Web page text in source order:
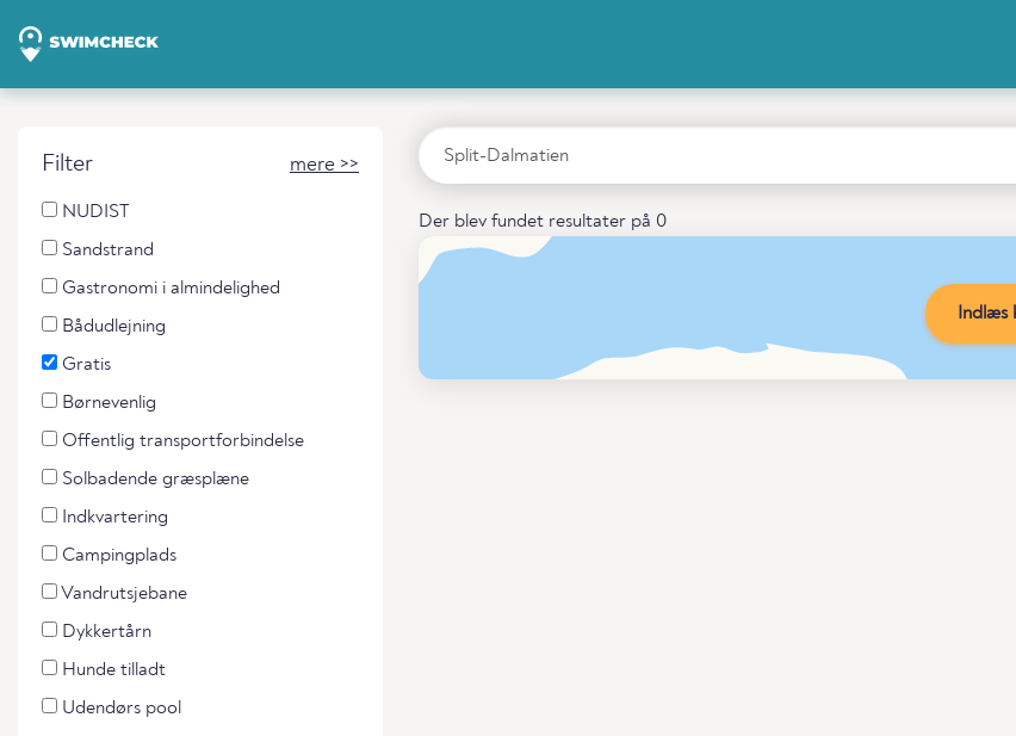
Filter mere >>
NUDIST
Sandstrand
Gastronomi i almindelighed
Bådudlejning
Gratis
Børnevenlig
Offentlig transportforbindelse
Solbadende græsplæne
Indkvartering
Campingplads
Vandrutsjebane
Dykkertårn
Hunde tilladt
Udendørs pool
Der blev fundet resultater på 0
Indlæs